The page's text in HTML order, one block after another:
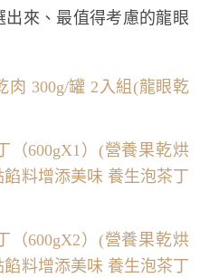
來、最值得考慮的龍眼
肉 300g/罐 2入組(龍眼乾
（600gX1）(營養果乾烘
料增添美味 養生泡茶丁
（600gX2）(營養果乾烘
料增添美味 養生泡茶丁